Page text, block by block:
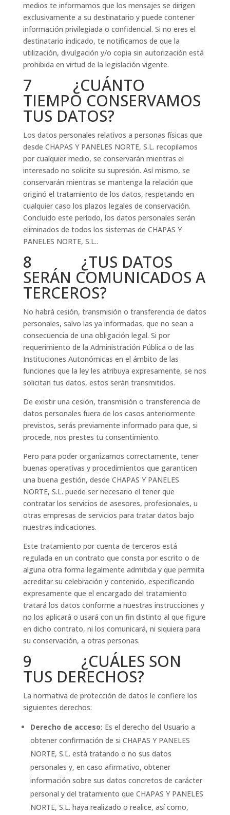
medios te informamos que los mensajes se dirigen
exclusivamente a su destinatario y puede contener
información privilegiada o confidencial. Si no eres el
destinatario indicado, te notificamos de que la
utilización, divulgación y/o copia sin autorización está
prohibida en virtud de la legislación vigente.
7 ¿CUÁNTO
TIEMPO CONSERVAMOS
TUS DATOS?
Los datos personales relativos a personas físicas que
desde CHAPAS Y PANELES NORTE, S.L. recopilamos
por cualquier medio, se conservarán mientras el
interesado no solicite su supresión. Así mismo, se
conservarán mientras se mantenga la relación que
originó el tratamiento de los datos, respetando en
cualquier caso los plazos legales de conservación.
Concluido este período, los datos personales serán
eliminados de todos los sistemas de CHAPAS Y
PANELES NORTE, S.L..
8 ¿TUS DATOS
SERÁN COMUNICADOS A
TERCEROS?
No habrá cesión, transmisión o transferencia de datos
personales, salvo las ya informadas, que no sean a
consecuencia de una obligación legal. Si por
requerimiento de la Administración Pública o de las
Instituciones Autonómicas en el ámbito de las
funciones que la ley les atribuya expresamente, se nos
solicitan tus datos, estos serán transmitidos.
De existir una cesión, transmisión o transferencia de
datos personales fuera de los casos anteriormente
previstos, serás previamente informado para que, si
procede, nos prestes tu consentimiento.
Pero para poder organizarnos correctamente, tener
buenas operativas y procedimientos que garanticen
una buena gestión, desde CHAPAS Y PANELES
NORTE, S.L. puede ser necesario el tener que
contratar los servicios de asesores, profesionales, u
otras empresas de servicios para tratar datos bajo
nuestras indicaciones.
Este tratamiento por cuenta de terceros está
regulada en un contrato que consta por escrito o de
alguna otra forma legalmente admitida y que permita
acreditar su celebración y contenido, especificando
expresamente que el encargado del tratamiento
tratará los datos conforme a nuestras instrucciones y
no los aplicará o usará con un fin distinto al que figure
en dicho contrato, ni los comunicará, ni siquiera para
su conservación, a otras personas.
9 ¿CUÁLES SON
TUS DERECHOS?
La normativa de protección de datos le confiere los
siguientes derechos:
Derecho de acceso: Es el derecho del Usuario a
obtener confirmación de si CHAPAS Y PANELES
NORTE, S.L. está tratando o no sus datos
personales y, en caso afirmativo, obtener
información sobre sus datos concretos de carácter
personal y del tratamiento que CHAPAS Y PANELES
NORTE, S.L. haya realizado o realice, así como,